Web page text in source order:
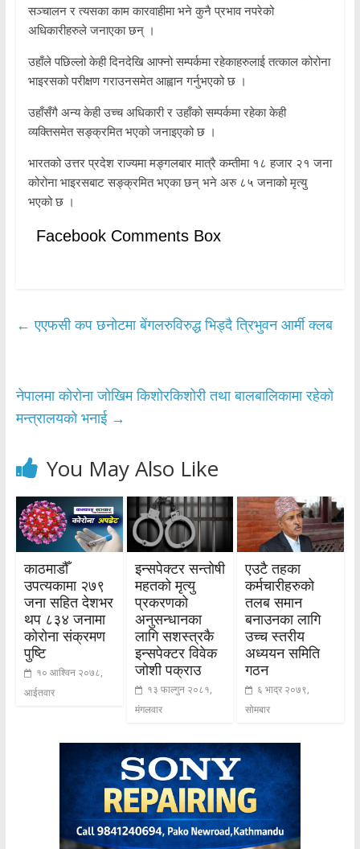
सञ्चालन र त्यसका काम कारवाहीमा भने कुनै प्रभाव नपरेको
अधिकारीहरुले जनाएका छन् ।
उहाँले पछिल्लो केही दिनदेखि आफ्नो सम्पर्कमा रहेकाहरुलाई तत्काल कोरोना
भाइरसको परीक्षण गराउनसमेत आह्वान गर्नुभएको छ ।
उहाँसँगै अन्य केही उच्च अधिकारी र उहाँको सम्पर्कमा रहेका केही
व्यक्तिसमेत सङ्क्रमित भएको जनाइएको छ ।
भारतको उत्तर प्रदेश राज्यमा मङ्गलबार मात्रै कम्तीमा १८ हजार २१ जना
कोरोना भाइरसबाट सङ्क्रमित भएका छन् भने अरु ८५ जनाको मृत्यु
भएको छ ।
Facebook Comments Box
← एएफसी कप छनोटमा बेंगलरुविरुद्ध भिड्दै त्रिभुवन आर्मी क्लब
नेपालमा कोरोना जोखिम किशोरकिशोरी तथा बालबालिकामा रहेको
मन्त्रालयको भनाई →
You May Also Like
काठमाडौँ
उपत्यकामा २७९
जना सहित देशभर
थप ८३४ जनामा
कोरोना संक्रमण
पुष्टि
१० आश्विन २०७८,
आईतवार
इन्सपेक्टर सन्तोषी
महतको मृत्यु
प्रकरणको
अनुसन्धानका
लागि सशस्त्रकै
इन्सपेक्टर विवेक
जोशी पक्राउ
१३ फाल्गुन २०८१,
मंगलवार
एउटै तहका
कर्मचारीहरुको
तलब समान
बनाउनका लागि
उच्च स्तरीय
अध्ययन समिति
गठन
६ भाद्र २०७९,
सोमबार